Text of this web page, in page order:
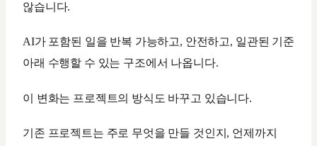
않습니다.
AI가 포함된 일을 반복 가능하고, 안전하고, 일관된 기준
아래 수행할 수 있는 구조에서 나옵니다.
이 변화는 프로젝트의 방식도 바꾸고 있습니다.
기존 프로젝트는 주로 무엇을 만들 것인지, 언제까지